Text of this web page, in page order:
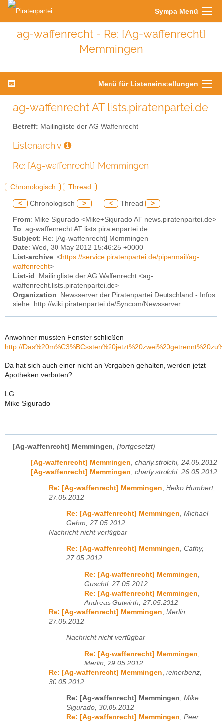
Sympa Menü
ag-waffenrecht - Re: [Ag-waffenrecht]
Memmingen
Menü für Listeneinstellungen
ag-waffenrecht AT lists.piratenpartei.de
Betreff: Mailingliste der AG Waffenrecht
Listenarchiv
Re: [Ag-waffenrecht] Memmingen
Chronologisch Thread
< Chronologisch > < Thread >
From: Mike Sigurado <Mike+Sigurado AT news.piratenpartei.de>
To: ag-waffenrecht AT lists.piratenpartei.de
Subject: Re: [Ag-waffenrecht] Memmingen
Date: Wed, 30 May 2012 15:46:25 +0000
List-archive: <https://service.piratenpartei.de/pipermail/ag-
waffenrecht>
List-id : Mailingliste der AG Waffenrecht <ag-
waffenrecht.lists.piratenpartei.de>
Organization: Newsserver der Piratenpartei Deutschland - Infos
siehe: http://wiki.piratenpartei.de/Syncom/Newsserver
Anwohner mussten Fenster schließen
http://
Da hat sich auch einer nicht an Vorgaben gehalten, werden jetzt
Apotheken verboten?
LG
Mike Sigurado
[Ag-waffenrecht] Memmingen (fortgesetzt)
[Ag-waffenrecht] Memmingen, charly.strolchi, 24.05.2012
[Ag-waffenrecht] Memmingen, charly.strolchi, 26.05.2012
Re: [Ag-waffenrecht] Memmingen Heiko Humbert,
27.05.2012
Re: [Ag-waffenrecht] Memmingen, Michael
Gehm, 27.05.2012
Nachricht nicht verfügbar
Re: [Ag-waffenrecht] Memmingen Cathy,
27.05.2012
Re: [Ag-waffenrecht] Memmingen
Guschtl, 27.05.2012
Re: [Ag-waffenrecht] Memmingen
Andreas Gutwirth, 27.05.2012
Re: [Ag-waffenrecht] Memmingen Merlin,
27.05.2012
Nachricht nicht verfügbar
Re: [Ag-waffenrecht] Memmingen
Merlin, 29.05.2012
Re: [Ag-waffenrecht] Memmingen reinerbenz,
30.05.2012
Re: [Ag-waffenrecht] Memmingen, Mike
Sigurado, 30.05.2012
Re: [Ag-waffenrecht] Memmingen, Peer